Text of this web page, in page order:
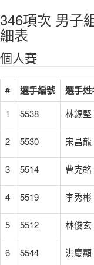
346項次 男子
細表
個人賽
# 選手編號 選手姓
1 5538 林錫堅
2 5530 宋昌龍
3 5514 曹克銘
4 5519 李秀彬
5 5512 林俊玄
6 5544 洪慶顯